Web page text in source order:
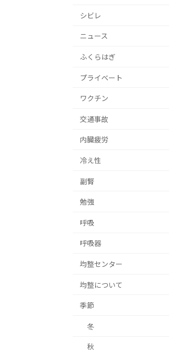
シビレ
ニュース
ふくらはぎ
プライベート
ワクチン
交通事故
内臓疲労
冷え性
副腎
勉強
呼吸
呼吸器
均整センター
均整について
季節
冬
秋